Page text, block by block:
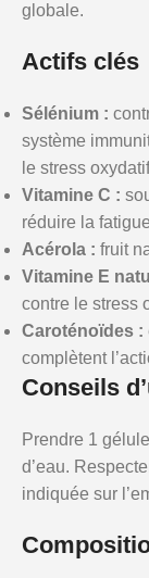
globale.
Actifs clés
Sélénium :
système
le stress
Vitamine C :
réduire la
Acérola : fruit
Vitamine E
contre le stress
Caroténoïdes :
complètent
Conseils
Prendre 1
d’eau.
indiquée sur